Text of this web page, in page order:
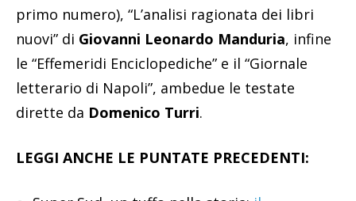
primo numero), “L’analisi ragionata dei libri
nuovi” di Giovanni Leonardo Manduria, infine
le “Effemeridi Enciclopediche” e il “Giornale
letterario di Napoli”, ambedue le testate
dirette da Domenico Turri.
LEGGI ANCHE LE PUNTATE PRECEDENTI: